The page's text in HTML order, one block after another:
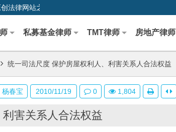
法律网站之一
私募基金律师 TMT律师 房地产律师
统一司法尺度 保护房屋权利人、利害关系人合法权益
害关系人合法权益
杨春宝 2010/11/19 0 1,804